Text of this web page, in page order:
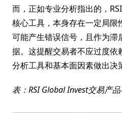
而，正如专业分析指出的，
核心工具，本身存在一定局
可能产生错误信号，且作为滞
据。这提醒交易者不应过度依
分析工具和基本面因素做出决
表：RSI Global Invest交易产